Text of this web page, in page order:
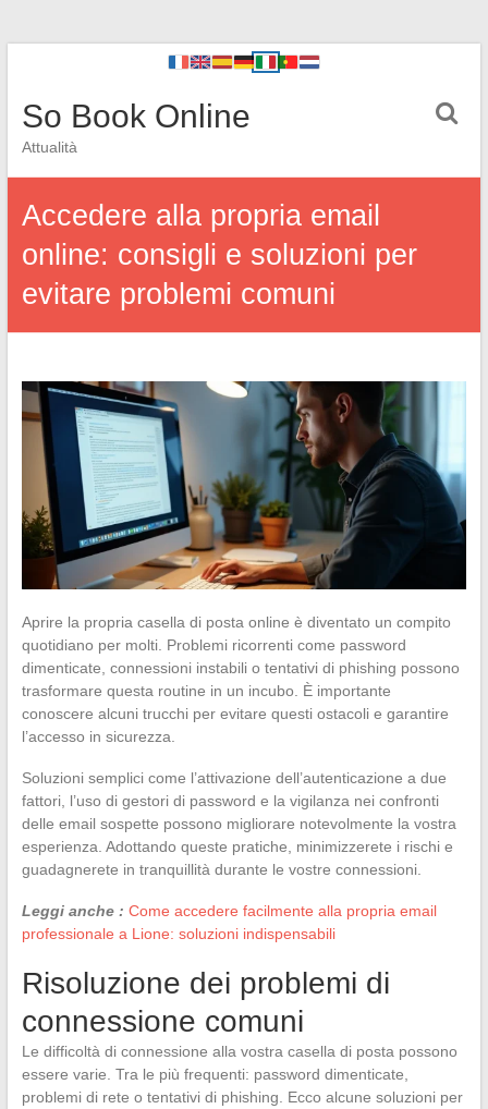
So Book Online
Attualità
Accedere alla propria email
online: consigli e soluzioni per
evitare problemi comuni
Aprire la propria casella di posta online è diventato un compito
quotidiano per molti. Problemi ricorrenti come password
dimenticate, connessioni instabili o tentativi di phishing possono
trasformare questa routine in un incubo. È importante
conoscere alcuni trucchi per evitare questi ostacoli e garantire
l’accesso in sicurezza.
Soluzioni semplici come l’attivazione dell’autenticazione a due
fattori, l’uso di gestori di password e la vigilanza nei confronti
delle email sospette possono migliorare notevolmente la vostra
esperienza. Adottando queste pratiche, minimizzerete i rischi e
guadagnerete in tranquillità durante le vostre connessioni.
Leggi anche : Come accedere facilmente alla propria email
professionale a Lione: soluzioni indispensabili
Risoluzione dei problemi di
connessione comuni
Le difficoltà di connessione alla vostra casella di posta possono
essere varie. Tra le più frequenti: password dimenticate,
problemi di rete o tentativi di phishing. Ecco alcune soluzioni per